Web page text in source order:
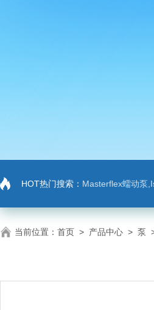
HOT热门搜索： Masterflex蠕动泵
当前位置： 首页 > 产品中心 > 泵